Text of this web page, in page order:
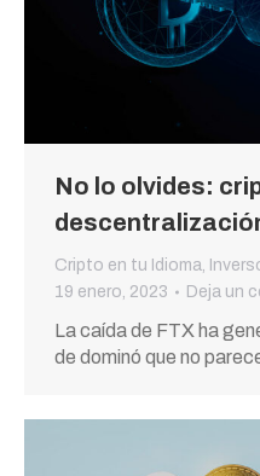
No lo olvides:
Cripto en tu Idioma,
19 enero, 2023
Deja un
La caída de FTX ha
de dominó que no